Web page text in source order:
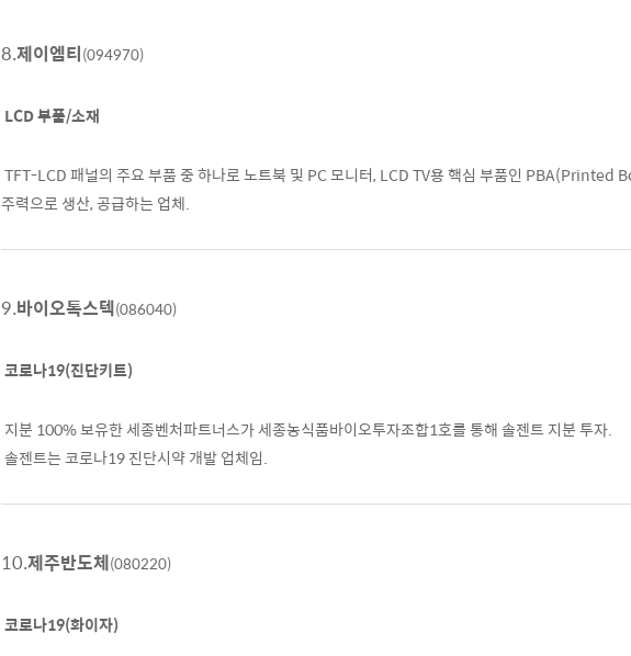
8.제이엠티(094970)
LCD 부품/소재
TFT-LCD 패널의 주요 부품 중 하나로 노트북 및 PC 모니터, LCD TV용 핵심 부품인 PBA(Printed
주력으로 생산, 공급하는 업체.
9.바이오톡스텍(086040)
코로나19(진단키트)
지분 100% 보유한 세종벤처파트너스가 세종농식품바이오투자조합1호를 통해 솔젠트 지분 투자.
솔젠트는 코로나19 진단시약 개발 업체임.
10.제주반도체(080220)
코로나19(화이자)